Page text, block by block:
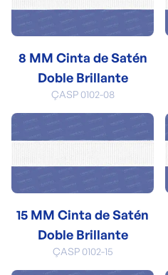
8 MM Cinta de Satén
Doble Brillante
ÇASP 0102-08
15 MM Cinta de Satén
Doble Brillante
ÇASP 0102-15